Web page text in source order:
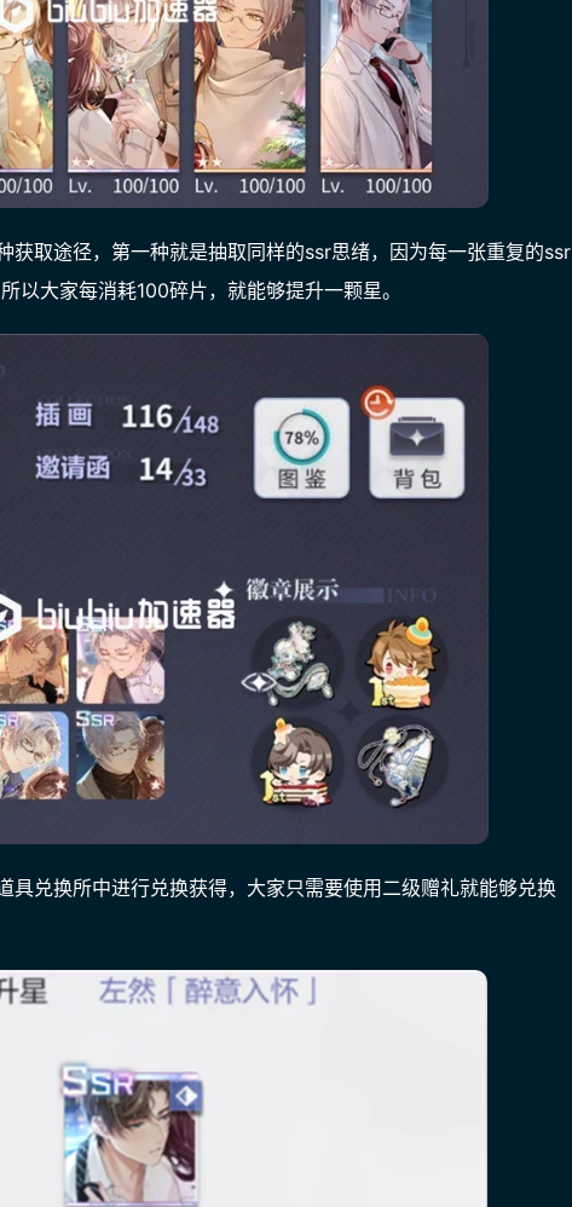
获取途径，第一种就是抽取同样的ssr思绪，因为每一张重复的ssr
以大家每消耗100碎片，就能够提升一颗星。
具兑换所中进行兑换获得，大家只需要使用二级赠礼就能够兑换